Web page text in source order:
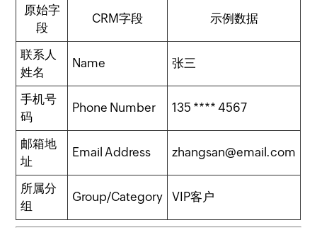
原始字
段
CRM字段 示例数据
联系人
姓名
Name 张三
手机号
码
Phone Number 135 **** 4567
邮箱地
址
Email Address zhangsan@email.com
所属分
组
Group/Category VIP客户